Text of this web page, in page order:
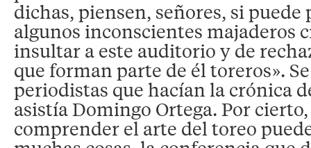
dichas, piensen, señores, si
algunos inconscientes majaderos
insultar a este auditorio y de
que forman parte de él toreros».
periodistas que hacían la crónica
asistía Domingo Ortega. Por
comprender el arte del toreo